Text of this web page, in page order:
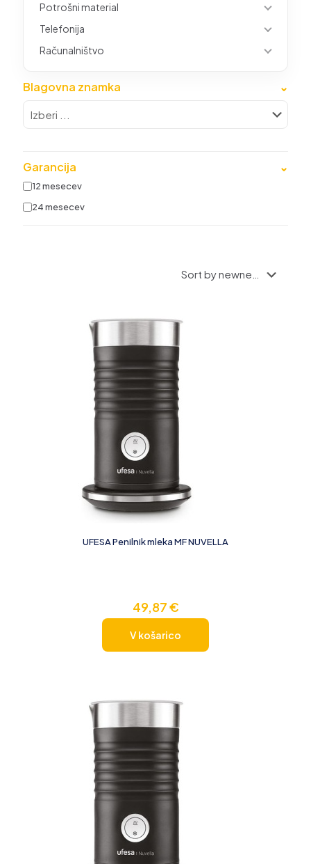
Potrošni material
Telefonija
Računalništvo
Blagovna znamka ⌄
Garancija ⌄
12 mesecev
24 mesecev
UFESA Penilnik mleka MF NUVELLA
49,87€
V košarico